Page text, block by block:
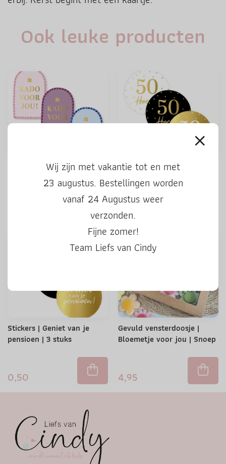
Ook leuke producten
Stickers | Kado voor jou |
kleur | 3 stuks
Stickers | 50 Hoera | 3 stuks
0,50
Stickers | Geniet van je
pensioen | 3 stuks
0,50
Gevuld vensterdoosje |
Bloemetje voor jou | Snoep
4,95
Wij zijn met vakantie tot en met
23 augustus. Bestellingen worden
vanaf 24 Augustus weer
verzonden.
Fijne zomer!
Team Liefs van Cindy